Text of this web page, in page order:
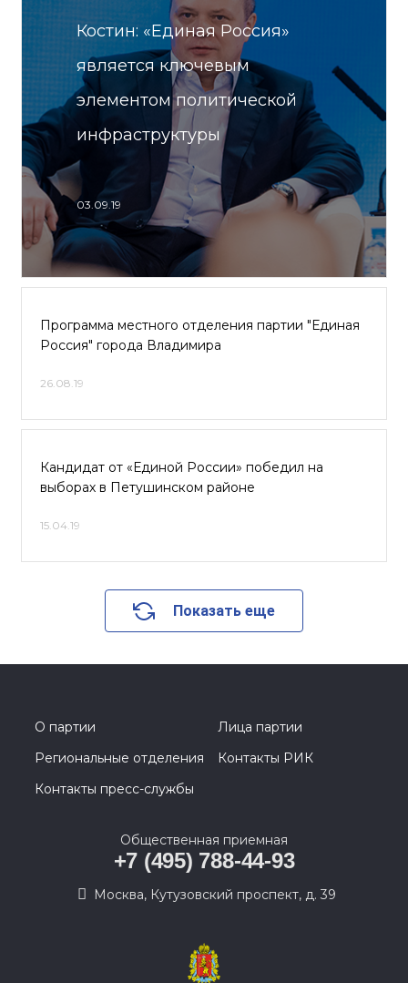
Костин: «Единая Россия»
является ключевым
элементом политической
инфраструктуры
03.09.19
Программа местного отделения партии "Единая
Россия" города Владимира
26.08.19
Кандидат от «Единой России» победил на
выборах в Петушинском районе
15.04.19
Показать еще
О партии
Лица партии
Региональные отделения
Контакты РИК
Контакты пресс-службы
Общественная приемная
+7 (495) 788-44-93
Москва, Кутузовский проспект, д. 39